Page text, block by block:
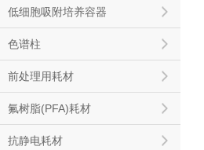
低细胞吸附培养容器
色谱柱
前处理用耗材
氟树脂(PFA)耗材
抗静电耗材